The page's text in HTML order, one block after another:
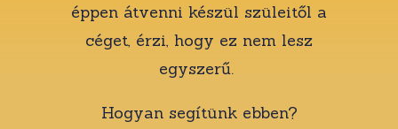
éppen átvenni készül szüleitől a
céget, érzi, hogy ez nem lesz
egyszerű.
Hogyan segítünk ebben?